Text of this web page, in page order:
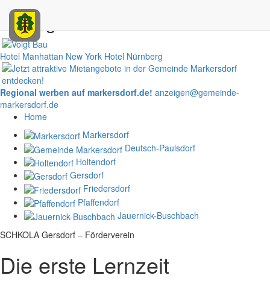
Anzeigen
Hotel Manhattan New York Hotel Nürnberg
Regional werben auf markersdorf.de! anzeigen@gemeinde-
markersdorf.de
Home
Markersdorf
Deutsch-Paulsdorf
Holtendorf
Gersdorf
Friedersdorf
Pfaffendorf
Jauernick-Buschbach
SCHKOLA Gersdorf – Förderverein
Die erste Lernzeit